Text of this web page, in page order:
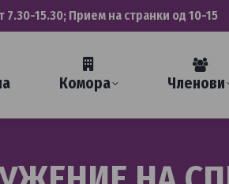
7.30-15.30; Прием на странки од 10-15
Комора Членови